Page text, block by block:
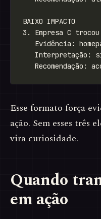
Esse formato força
ação. Sem esses três
vira curiosidade.
Quando
em ação